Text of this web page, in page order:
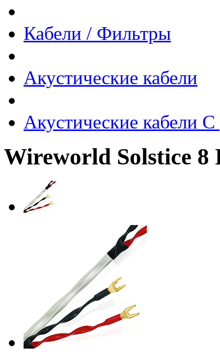
Кабели / Фильтры
Акустические кабели
Акустические кабели
Wireworld Solstice 8